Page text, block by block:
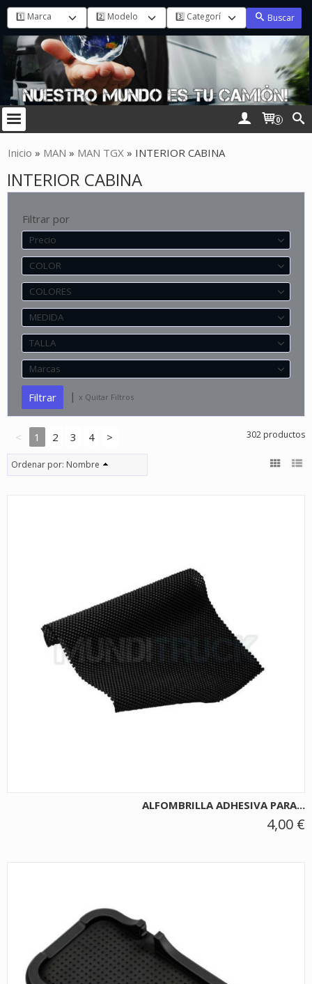
Buscar
0
Inicio » MAN » MAN TGX » INTERIOR CABINA
INTERIOR CABINA
Filtrar por
Precio
COLOR
COLORES
MEDIDA
TALLA
Marcas
| x Quitar Filtros
< 1 2 3 4 > 302 productos
Ordenar por: Nombre
ALFOMBRILLA ADHESIVA PARA...
4,00 €